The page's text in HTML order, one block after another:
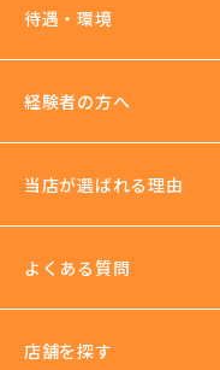
報酬の仕組み
待遇・環境
待遇について
法人運営
イベントもいっぱい
環境
経験者の方へ
当店が選ばれる理由
よくある質問
店舗を探す